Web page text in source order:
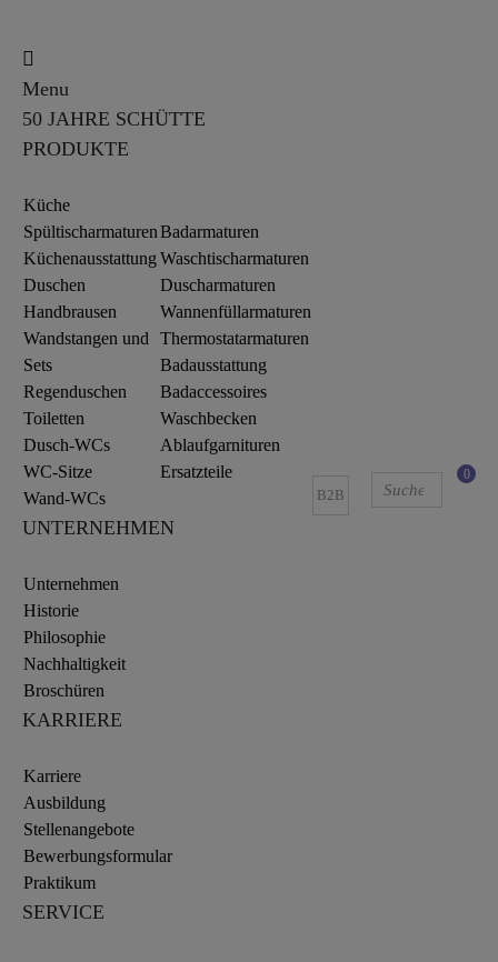
Menu
50 JAHRE SCHÜTTE
PRODUKTE
Küche
Spültischarmaturen
Küchenausstattung
Duschen
Handbrausen
Wandstangen und
Sets
Regenduschen
Toiletten
Dusch-WCs
WC-Sitze
Wand-WCs
Badarmaturen
Waschtischarmaturen
Duscharmaturen
Wannenfüllarmaturen
Thermostatarmaturen
Badausstattung
Badaccessoires
Waschbecken
Ablaufgarnituren
Ersatzteile
UNTERNEHMEN
Unternehmen
Historie
Philosophie
Nachhaltigkeit
Broschüren
KARRIERE
Karriere
Ausbildung
Stellenangebote
Bewerbungsformular
Praktikum
SERVICE
B2B
0